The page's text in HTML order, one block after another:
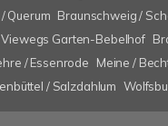
Querum Braunschweig /
Garten-Bebelhof
/ Essenrode Meine /
/ Salzdahlum